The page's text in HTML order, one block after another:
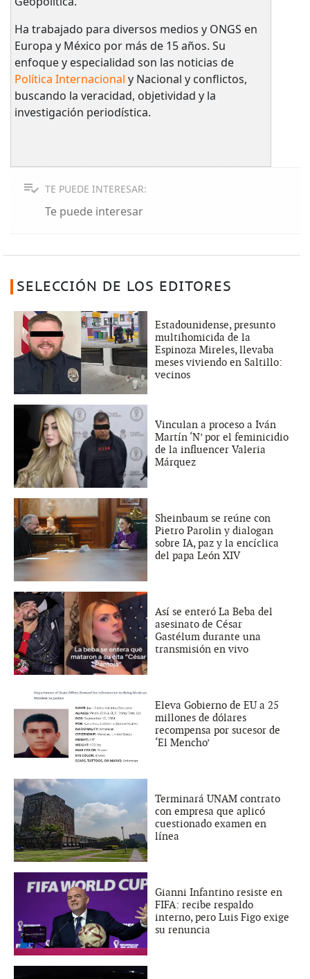
Ha trabajado para diversos medios y ONGS en
Europa y México por más de 15 años. Su
enfoque y especialidad son las noticias de
Política Internacional y Nacional y conflictos,
buscando la veracidad, objetividad y la
investigación periodística.
TE PUEDE INTERESAR:
Te puede interesar
SELECCIÓN DE LOS EDITORES
Estadounidense, presunto
multihomicida de la
Espinoza Mireles, llevaba
meses viviendo en Saltillo:
vecinos
Vinculan a proceso a Iván
Martín ‘N’ por el feminicidio
de la influencer Valeria
Márquez
Sheinbaum se reúne con
Pietro Parolin y dialogan
sobre IA, paz y la encíclica
del papa León XIV
Así se enteró La Beba del
asesinato de César
Gastélum durante una
transmisión en vivo
Eleva Gobierno de EU a 25
millones de dólares
recompensa por sucesor de
‘El Mencho’
Terminará UNAM contrato
con empresa que aplicó
cuestionado examen en
línea
Gianni Infantino resiste en
FIFA: recibe respaldo
interno, pero Luis Figo exige
su renuncia